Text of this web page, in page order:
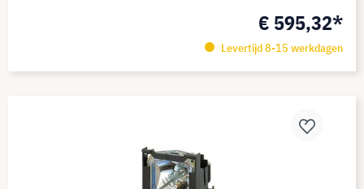
€ 595,32*
Levertijd 8-15 werkdagen